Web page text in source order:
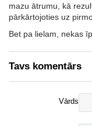
mazu ātrumu, kā
pārkārtojoties uz
Bet pa lielam, nekas
Tavs komentārs
Vārds